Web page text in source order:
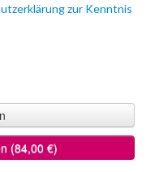
zur Kenntnis
(84,00 €)